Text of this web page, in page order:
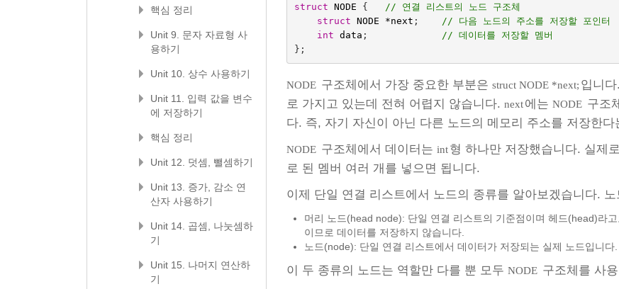
struct NODE {
// 연결 리스트의 노드 구조체
struct NODE *next ;
// 다음 노드의 주소를 저장할 포인터
int data ;
// 데이터를 저장할 멤버
};
NODE 구조체에서 가장 중요한 부분은struct NODE *next; 입니
로 가지고 있는데 전혀 어렵지 않습니다.next에는NODE 구조
다. 즉, 자기 자신이 아닌 다른 노드의 메모리 주소를 저장한다
NODE 구조체에서 데이터는int형 하나만 저장했습니다. 실제
로 된 멤버 여러 개를 넣으면 됩니다.
이제 단일 연결 리스트에서 노드의 종류를 알아보겠습니다.
머리 노드(head node): 단일 연결 리스트의 기준점이며 헤드(head)라
이므로 데이터를 저장하지 않습니다.
노드(node): 단일 연결 리스트에서 데이터가 저장되는 실제 노드입니다.
이 두 종류의 노드는 역할만 다를 뿐 모두NODE 구조체를 사
핵심 정리
Unit 9. 문자 자료형 사
용하기
Unit 10. 상수 사용하기
Unit 11. 입력 값을 변수
에 저장하기
핵심 정리
Unit 12. 덧셈, 뺄셈하기
Unit 13. 증가, 감소 연
산자 사용하기
Unit 14. 곱셈, 나눗셈하
기
Unit 15. 나머지 연산하
기